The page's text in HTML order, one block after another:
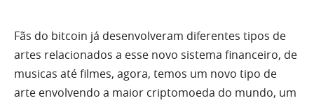
Fãs do bitcoin já desenvolveram diferentes tipos de
artes relacionados a esse novo sistema financeiro, de
musicas até filmes, agora, temos um novo tipo de
arte envolvendo a maior criptomoeda do mundo, um